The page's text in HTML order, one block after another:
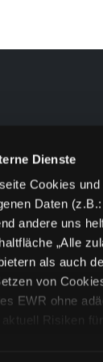
Dienste
Cookies
Daten
andere uns
„Alle
als auch
von
EWR ohne
aktuell Risiken